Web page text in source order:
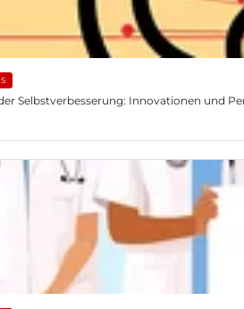
Selbstverbesserung: Innovationen und